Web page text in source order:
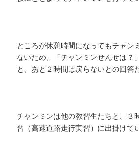
ところが休憩時間になってもチャン
ないため、「チャンミンせんせは？
と、あと２時間は戻らないとの回答
チャンミンは他の教習生たちと、３
習（高速道路走行実習）に出掛けて